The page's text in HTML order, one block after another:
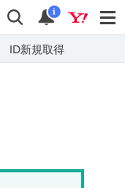
検索 通知
i
ID新規取得